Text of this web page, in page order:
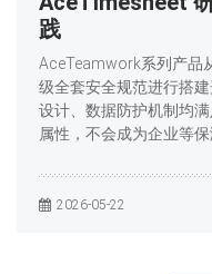
践
AceTeamwork系列产品
级全套安全规范进行搭
设计、数据防护机制均
属性，不会成为企业等保
2026-05-22